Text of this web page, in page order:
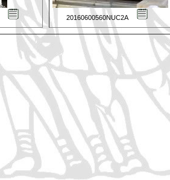
20160600560NUC2A